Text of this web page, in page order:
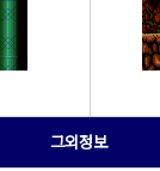
그외정보